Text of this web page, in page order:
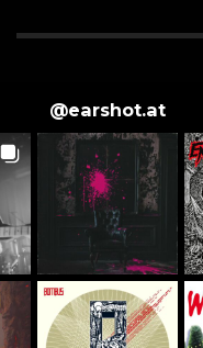
@earshot.at